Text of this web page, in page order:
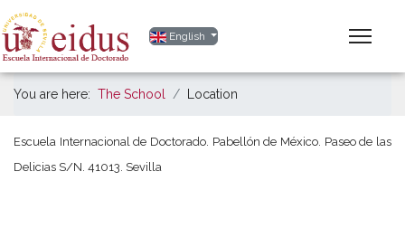
Select your language
English
You are here: The School Location
Escuela Internacional de Doctorado. Pabellón de México. Paseo de las
Delicias S/N. 41013. Sevilla